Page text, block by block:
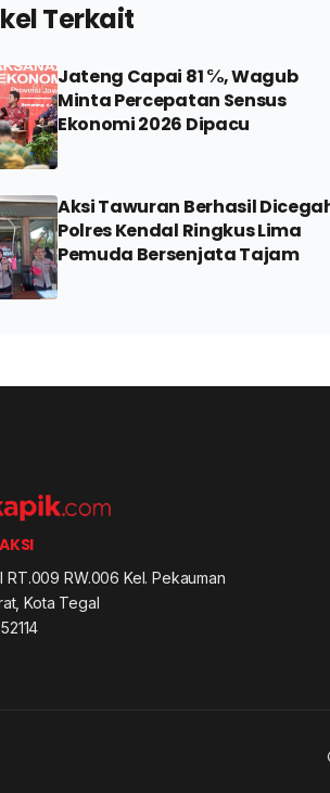
Terkait
Jateng Capai 81 ℅, Wagub
Minta Percepatan Sensus
Ekonomi 2026 Dipacu
Aksi Tawuran Berhasil
Polres Kendal Ringkus Lima
Pemuda Bersenjata Tajam
RT.009 RW.006 Kel. Pekauman
Kota Tegal